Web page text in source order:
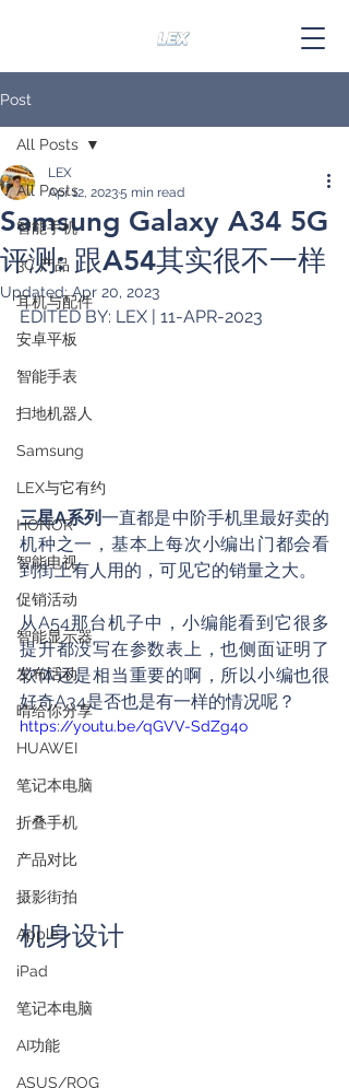
Post
All Posts
智能手机
3C 产品
耳机与配件
安卓平板
智能手表
扫地机器人
Samsung
LEX与它有约
HONOR
智能电视
促销活动
智能显示器
发布活动
晴给你分享
HUAWEI
笔记本电脑
折叠手机
产品对比
摄影街拍
Apple
iPad
笔记本电脑
AI功能
ASUS/ROG
All Posts
Samsung Galaxy A34 5G
评测: 跟A54其实很不一样
LEX
Apr 12, 20235 min read
Updated:Apr 20, 2023
EDITED BY: LEX | 11-APR-2023
三星A系列一直都是中阶手机里最好卖的
机种之一，基本上每次小编出门都会看
到街上有人用的，可见它的销量之大。
从A54那台机子中，小编能看到它很多
提升都没写在参数表上，也侧面证明了
软体还是相当重要的啊，所以小编也很
好奇A34是否也是有一样的情况呢？
https://youtu.be/qGVV-SdZg4o
机身设计